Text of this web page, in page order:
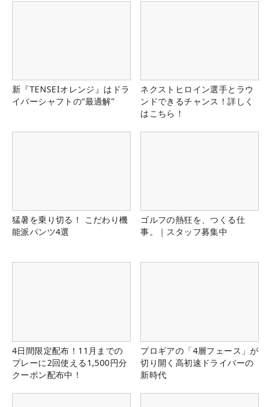
新『TENSEIオレンジ』はドラ
イバーシャフトの“最適解”
ネクストヒロイン選手とラウ
ンドできるチャンス！詳しく
はこちら！
猛暑を乗り切る！ こだわり機
能派パンツ4選
ゴルフの熱狂を、つくる仕
事。｜スタッフ募集中
4日間限定配布！11月までの
プレーに2回使える1,500円分
クーポン配布中！
プロギアの「4層フェース」が
切り開く高初速ドライバーの
新時代